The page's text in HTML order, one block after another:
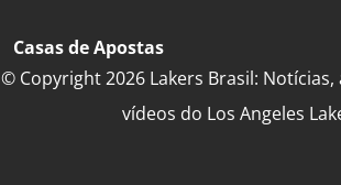
Casas de Apostas
© Copyright 2026 Lakers Brasil:
vídeos do Los Angeles